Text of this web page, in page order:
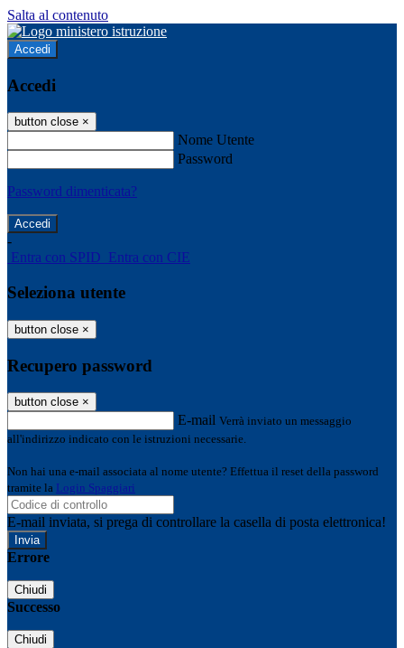
Salta al contenuto
Accedi
Accedi
button close ×
Nome Utente
Password
Password dimenticata?
-
Entra con SPID Entra con CIE
Seleziona utente
button close ×
Recupero password
button close ×
E-mail Verrà inviato un messaggio
all'indirizzo indicato con le istruzioni necessarie.
Non hai una e-mail associata al nome utente? Effettua il reset della password
tramite la Login Spaggiari
E-mail inviata, si prega di controllare la casella di posta elettronica!
Errore
Chiudi
Successo
Chiudi